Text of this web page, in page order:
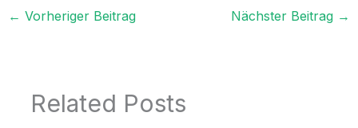
← Vorheriger Beitrag Nächster Beitrag →
Related Posts